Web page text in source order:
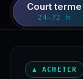
Court terme
24–72 h
▲ ACHETER